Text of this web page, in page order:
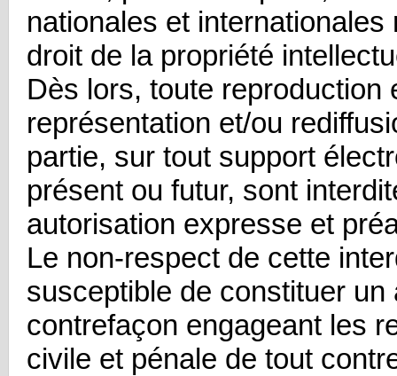
nationales et internationales
droit de la propriété
Dès lors, toute reproduction
représentation et/ou
partie, sur tout support
présent ou futur, sont
autorisation expresse et
Le non-respect de cette
susceptible de constituer un
contrefaçon engageant les
civile et pénale de tout